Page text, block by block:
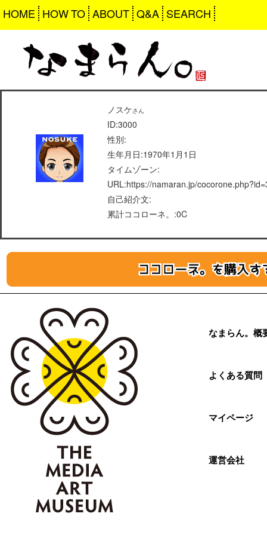
HOME HOW TO ABOUT Q&A SEARCH
ノスケさん
ID:3000
性別:
生年月日:1970年1月1日
タイムゾーン:
URL:https://namaran.jp/
自己紹介文:
累計ココローネ。:0C
なまらん。概
よくある質問
マイページ
運営会社